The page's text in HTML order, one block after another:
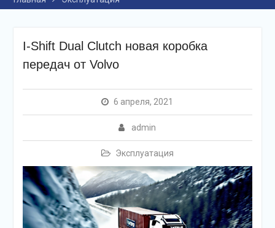
I-Shift Dual Clutch новая коробка
передач от Volvo
6 апреля, 2021
admin
Эксплуатация